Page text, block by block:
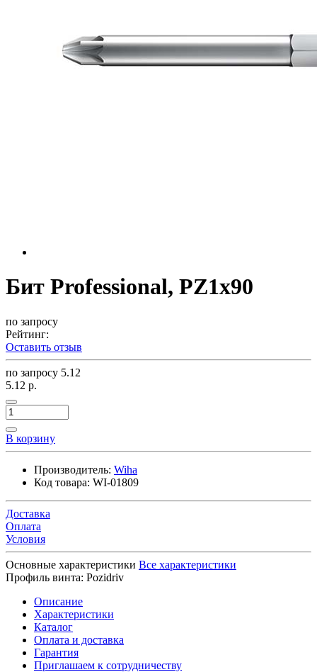
Бит Professional, PZ1x90
по запросу
Рейтинг:
Оставить отзыв
по запросу 5.12
5.12 р.
В корзину
Производитель: Wiha
Код товара: WI-01809
Доставка
Оплата
Условия
Основные характеристики Все характеристики
Профиль винта: Pozidriv
Описание
Характеристики
Каталог
Оплата и доставка
Гарантия
Приглашаем к сотрудничеству